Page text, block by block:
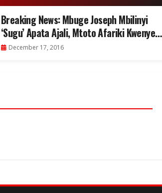
Breaking News: Mbuge Joseph Mbilinyi
‘Sugu’ Apata Ajali, Mtoto Afariki Kwenye
Ajali Hiyo
December 17, 2016